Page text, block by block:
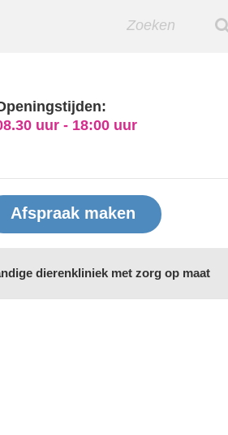
uur - 18:00 uur
Afspraak maken
dierenkliniek met zorg op maat